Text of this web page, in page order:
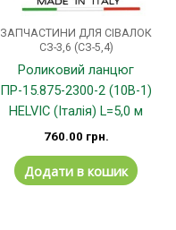
ЗАПЧАСТИНИ ДЛЯ СІВАЛОК
СЗ-3,6 (СЗ-5,4)
Роликовий ланцюг
ПР-15.875-2300-2 (10B-1)
HELVIC (Італія) L=5,0 м
760.00 грн.
Додати в кошик